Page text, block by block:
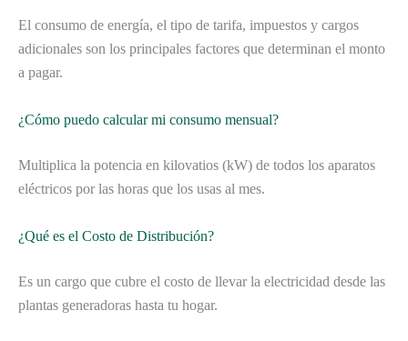
El consumo de energía, el tipo de tarifa, impuestos y cargos
adicionales son los principales factores que determinan el monto
a pagar.
¿Cómo puedo calcular mi consumo mensual?
Multiplica la potencia en kilovatios (kW) de todos los aparatos
eléctricos por las horas que los usas al mes.
¿Qué es el Costo de Distribución?
Es un cargo que cubre el costo de llevar la electricidad desde las
plantas generadoras hasta tu hogar.